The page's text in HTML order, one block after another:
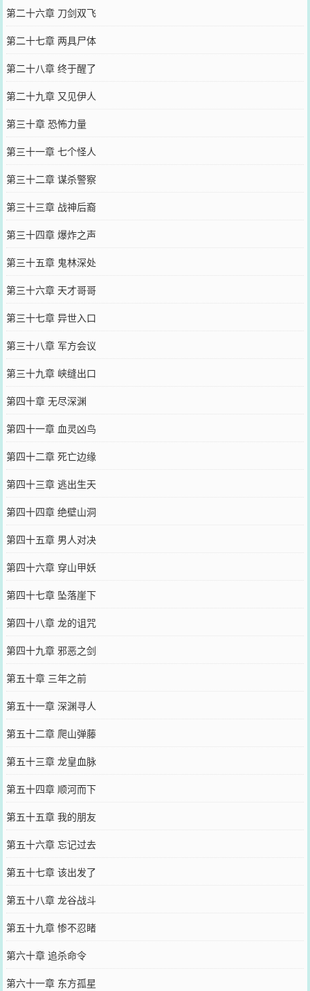
第二十六章 刀剑双飞
第二十七章 两具尸体
第二十八章 终于醒了
第二十九章 又见伊人
第三十章 恐怖力量
第三十一章 七个怪人
第三十二章 谋杀警察
第三十三章 战神后裔
第三十四章 爆炸之声
第三十五章 鬼林深处
第三十六章 天才哥哥
第三十七章 异世入口
第三十八章 军方会议
第三十九章 峡缝出口
第四十章 无尽深渊
第四十一章 血灵凶鸟
第四十二章 死亡边缘
第四十三章 逃出生天
第四十四章 绝壁山洞
第四十五章 男人对决
第四十六章 穿山甲妖
第四十七章 坠落崖下
第四十八章 龙的诅咒
第四十九章 邪恶之剑
第五十章 三年之前
第五十一章 深渊寻人
第五十二章 爬山弹藤
第五十三章 龙皇血脉
第五十四章 顺河而下
第五十五章 我的朋友
第五十六章 忘记过去
第五十七章 该出发了
第五十八章 龙谷战斗
第五十九章 惨不忍睹
第六十章 追杀命令
第六十一章 东方孤星